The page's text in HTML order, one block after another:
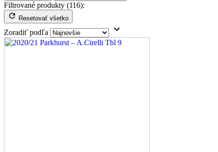
Filtrované produkty (116):
Resetovať všetko
Zoradiť podľa